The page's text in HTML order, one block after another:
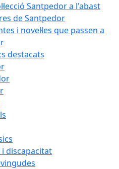
Santpedor a l'abast
de Santpedor
i novel·les que passen a
destacats
discapacitat